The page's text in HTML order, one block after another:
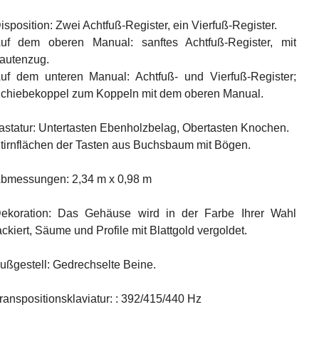
Zwei Achtfuß-Register, ein Vierfuß-Register.
dem oberen Manual: sanftes Achtfuß-Register, mit
dem unteren Manual: Achtfuß- und Vierfuß-Register;
zum Koppeln mit dem oberen Manual.
Untertasten Ebenholzbelag, Obertasten Knochen.
der Tasten aus Buchsbaum mit Bögen.
2,34 m x 0,98 m
Das Gehäuse wird in der Farbe Ihrer Wahl
Säume und Profile mit Blattgold vergoldet.
Gedrechselte Beine.
: 392/415/440 Hz